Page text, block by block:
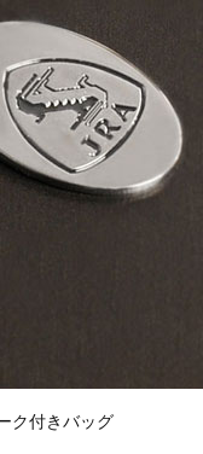
ク付きバッグ